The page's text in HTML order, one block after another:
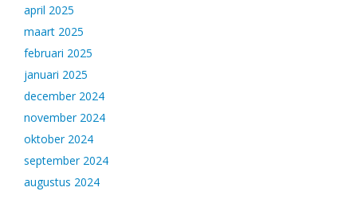
april 2025
maart 2025
februari 2025
januari 2025
december 2024
november 2024
oktober 2024
september 2024
augustus 2024